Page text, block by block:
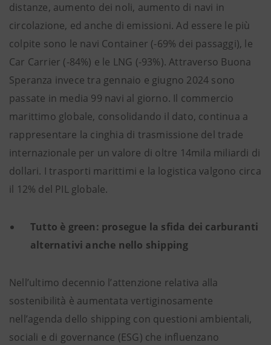
distanze, aumento dei noli, aumento di navi in
circolazione, ed anche di emissioni. Ad essere le più
colpite sono le navi Container (-69% dei passaggi), le
Car Carrier (-84%) e le LNG (-93%). Attraverso Buona
Speranza invece tra gennaio e giugno 2024 sono
passate in media 99 navi al giorno. Il commercio
marittimo globale, consolidando il dato, continua a
rappresentare la cinghia di trasmissione del trade
internazionale per un valore di oltre 14mila miliardi di
dollari. I trasporti marittimi e la logistica valgono circa
il 12% del PIL globale.
Tutto è green: prosegue la sfida dei carburanti
alternativi anche nello shipping
Nell’ultimo decennio l’attenzione relativa alla
sostenibilità è aumentata vertiginosamente
nell’agenda dello shipping con questioni ambientali,
sociali e di governance (ESG) che influenzano